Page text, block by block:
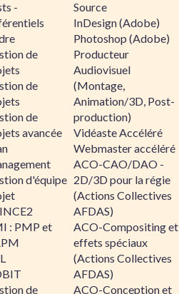
-
de
de
de
avancée
d'équipe
: PMP et
de
Source
InDesign (Adobe)
Photoshop (Adobe)
Producteur
Audiovisuel
(Montage,
Animation/3D, Post-
production)
Vidéaste Accéléré
Webmaster accéléré
ACO-CAO/DAO -
2D/3D pour la régie
(Actions Collectives
AFDAS)
ACO-Compositing et
effets spéciaux
(Actions Collectives
AFDAS)
ACO-Conception et